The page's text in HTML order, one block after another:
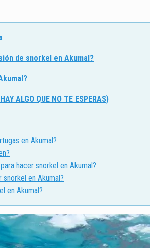
de snorkel en Akumal?
ALGO QUE NO TE ESPERAS)
en Akumal?
hacer snorkel en Akumal?
snorkel en Akumal?
en Akumal?